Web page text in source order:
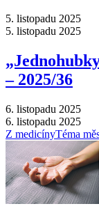
5. listopadu 2025
5. listopadu 2025
–⁠ 2025/36
6. listopadu 2025
6. listopadu 2025
Z medicínyTéma